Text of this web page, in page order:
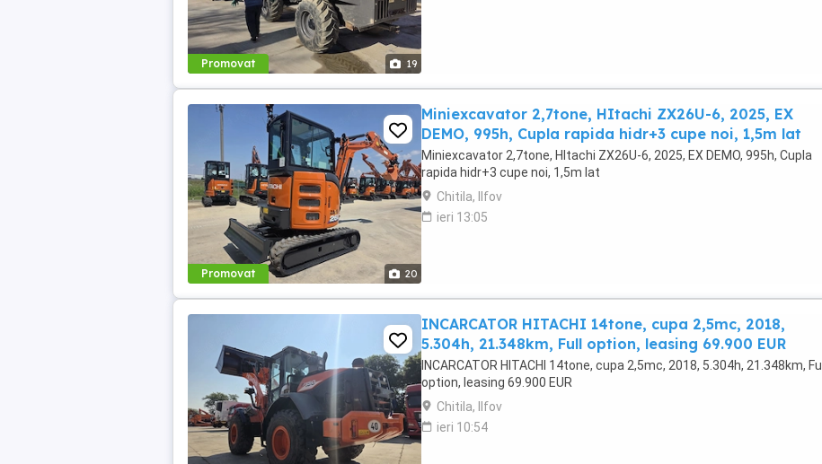
Promovat 19
Promovat 20
Miniexcavator 2,7tone, HItachi ZX26U-6, 2025, EX
DEMO, 995h, Cupla rapida hidr+3 cupe noi, 1,5m lat
Miniexcavator 2,7tone, HItachi ZX26U-6, 2025, EX DEMO, 995h, Cupla
rapida hidr+3 cupe noi, 1,5m lat
Chitila, Ilfov
ieri 13:05
INCARCATOR HITACHI 14tone, cupa 2,5mc, 2018,
5.304h, 21.348km, Full option, leasing 69.900 EUR
INCARCATOR HITACHI 14tone, cupa 2,5mc, 2018, 5.304h, 21.348km, Full
option, leasing 69.900 EUR
Chitila, Ilfov
ieri 10:54